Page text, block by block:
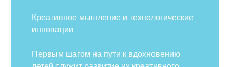
Креативное мышление и технологические
инновации
Первым шагом на пути к вдохновению